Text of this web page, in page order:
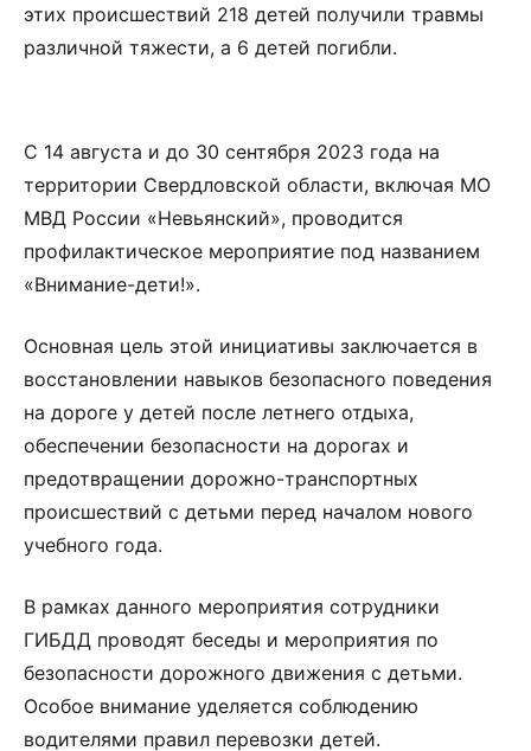
этих происшествий 218 детей получили травмы
различной тяжести, а 6 детей погибли.
С 14 августа и до 30 сентября 2023 года на
территории Свердловской области, включая МО
МВД России «Невьянский», проводится
профилактическое мероприятие под названием
«Внимание-дети!».
Основная цель этой инициативы заключается в
восстановлении навыков безопасного поведения
на дороге у детей после летнего отдыха,
обеспечении безопасности на дорогах и
предотвращении дорожно-транспортных
происшествий с детьми перед началом нового
учебного года.
В рамках данного мероприятия сотрудники
ГИБДД проводят беседы и мероприятия по
безопасности дорожного движения с детьми.
Особое внимание уделяется соблюдению
водителями правил перевозки детей.